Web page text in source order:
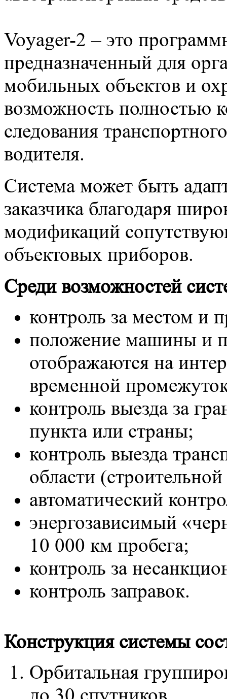
Voyager-2 – это
предназначенный для
мобильных объектов и
возможность полностью
следования
водителя.
Система может быть
заказчика благодаря
модификаций
объектовых приборов.
Среди возможностей
контроль за местом и
положение машины и
отображаются на
временной
контроль выезда за
пункта или страны;
контроль выезда
области
автоматический
энергозависимый
10 000 км пробега;
контроль за
контроль заправок.
Конструкция системы
Орбитальная